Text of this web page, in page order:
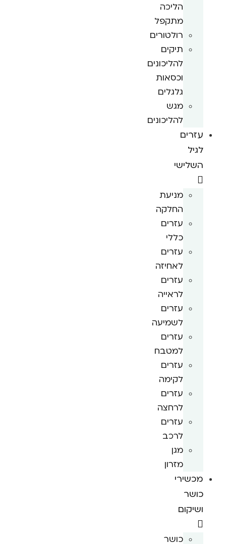
הליכה
מתקפל
רולטורים
תיקים
להליכונים
וכסאות
גלגלים
מגש
להליכונים
עזרים
לגיל
השלישי
מניעת
החלקה
עזרים
כללי
עזרים
לאחיזה
עזרים
לראייה
עזרים
לשמיעה
עזרים
למטבח
עזרים
לקימה
עזרים
לרחצה
עזרים
לרכב
מגן
מזרון
מכשירי
כושר
ושיקום
כושר